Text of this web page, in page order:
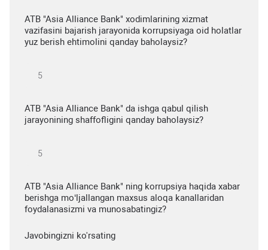
ATB "Asia Alliance Bank" xodimlarining xizmat
vazifasini bajarish jarayonida korrupsiyaga oid holatlar
yuz berish ehtimolini qanday baholaysiz?
ATB "Asia Alliance Bank" da ishga qabul qilish
jarayonining shaffofligini qanday baholaysiz?
ATB "Asia Alliance Bank" ning korrupsiya haqida xabar
berishga mo‘ljallangan maxsus aloqa kanallaridan
foydalanasizmi va munosabatingiz?
Javobingizni ko'rsating